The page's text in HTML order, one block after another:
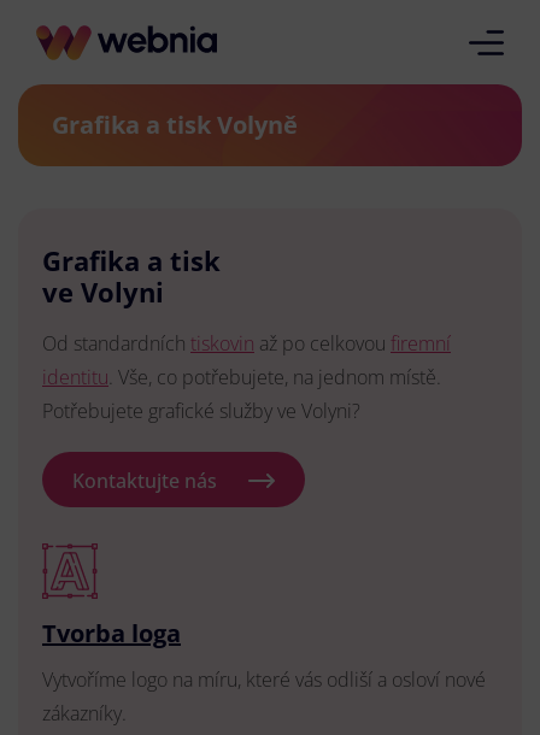
Grafika a tisk Volyně
Grafika a tisk
ve Volyni
Od standardních tiskovin až po celkovou firemní
identitu. Vše, co potřebujete, na jednom místě.
Potřebujete grafické služby ve Volyni?
Kontaktujte nás
Tvorba loga
Vytvoříme logo na míru, které vás odliší a osloví nové
zákazníky.